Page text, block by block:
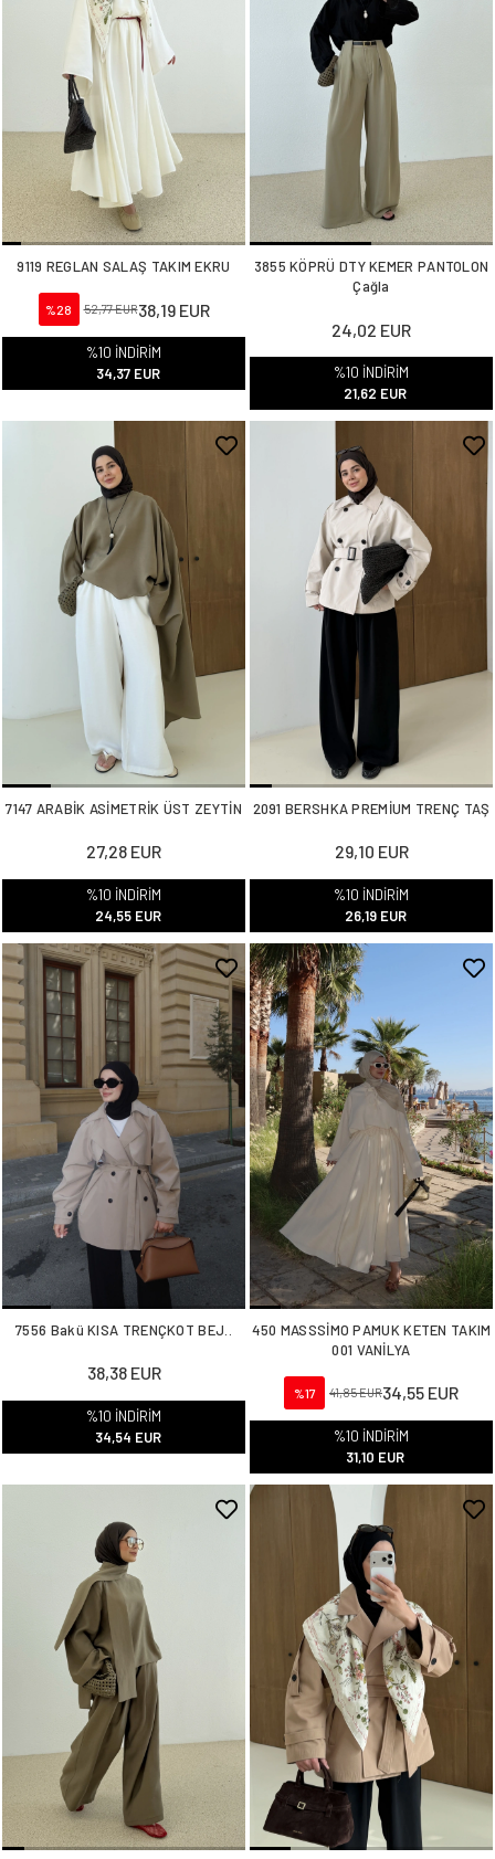
9119 REGLAN SALAŞ TAKIM EKRU
%28 52,77 EUR38,19 EUR
%10 İNDİRİM
34,37 EUR
3855 KÖPRÜ DTY KEMER PANTOLON
Çağla
24,02 EUR
%10 İNDİRİM
21,62 EUR
7147 ARABİK ASİMETRİK ÜST ZEYTİN
27,28 EUR
%10 İNDİRİM
24,55 EUR
2091 BERSHKA PREMİUM TRENÇ TAŞ
29,10 EUR
%10 İNDİRİM
26,19 EUR
7556 Bakü KISA TRENÇKOT BEJ..
38,38 EUR
%10 İNDİRİM
34,54 EUR
450 MASSSİMO PAMUK KETEN TAKIM
001 VANİLYA
%17 41,85 EUR34,55 EUR
%10 İNDİRİM
31,10 EUR